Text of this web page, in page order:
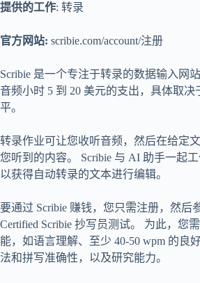
提供的工作: 转录
官方网站: scribie.com/account/注册
Scribie 是一个专注于转录的数据输入网
音频小时 5 到 20 美元的支出，具体取决
平。
转录作业可让您收听音频，然后在给定
您听到的内容。 Scribie 与 AI 助手一起
以获得自动转录的文本进行编辑。
要通过 Scribie 赚钱，您只需注册，然后
Certified Scribie 抄写员测试。 为此，您
能，如语言理解、至少 40-50 wpm 的良
法和拼写准确性，以及研究能力。